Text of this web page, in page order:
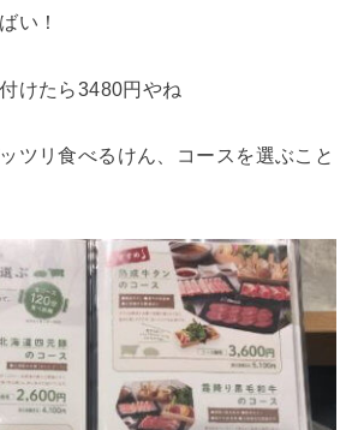
い！
けたら3480円やね
ツリ食べるけん、コースを選ぶこと